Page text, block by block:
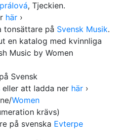
, Tjeckien.
här ›
tonsättare på Svensk Musik.
en katalog med kvinnliga
Music by Women
Svensk
eller att ladda ner här ›
Women
krävs)
på svenska Evterpe